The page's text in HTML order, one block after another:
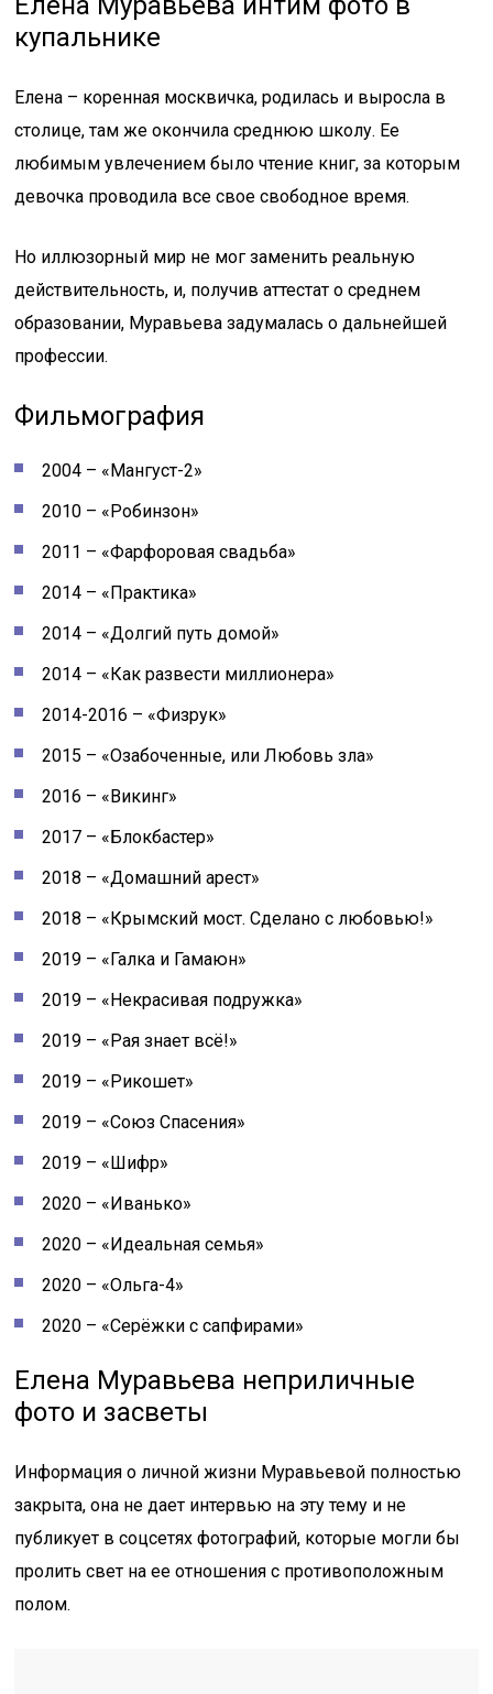
купальнике
Елена – коренная москвичка, родилась и выросла в
столице, там же окончила среднюю школу. Ее
любимым увлечением было чтение книг, за которым
девочка проводила все свое свободное время.
Но иллюзорный мир не мог заменить реальную
действительность, и, получив аттестат о среднем
образовании, Муравьева задумалась о дальнейшей
профессии.
Фильмография
2004 – «Мангуст-2»
2010 – «Робинзон»
2011 – «Фарфоровая свадьба»
2014 – «Практика»
2014 – «Долгий путь домой»
2014 – «Как развести миллионера»
2014-2016 – «Физрук»
2015 – «Озабоченные, или Любовь зла»
2016 – «Викинг»
2017 – «Блокбастер»
2018 – «Домашний арест»
2018 – «Крымский мост. Сделано с любовью!»
2019 – «Галка и Гамаюн»
2019 – «Некрасивая подружка»
2019 – «Рая знает всё!»
2019 – «Рикошет»
2019 – «Союз Спасения»
2019 – «Шифр»
2020 – «Иванько»
2020 – «Идеальная семья»
2020 – «Ольга-4»
2020 – «Серёжки с сапфирами»
Елена Муравьева неприличные
фото и засветы
Информация о личной жизни Муравьевой полностью
закрыта, она не дает интервью на эту тему и не
публикует в соцсетях фотографий, которые могли бы
пролить свет на ее отношения с противоположным
полом.